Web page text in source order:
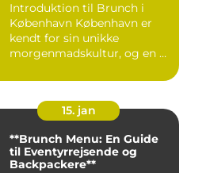
Introduktion til Brunch i
København København er
kendt for sin unikke
morgenmadskultur, og en af
15. jan
**Brunch Menu: En Guide
til Eventyrrejsende og
Backpackere**